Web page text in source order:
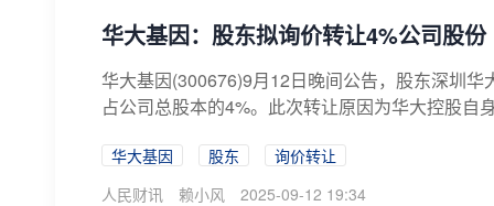
华大基因：股东拟询价转让4%公司股份
华大基因(300676)9月12日晚间公告，股东深圳
占公司总股本的4%。此次转让原因为华大控股自
华大基因 股东
询价转让
人民财讯
赖小风 2025-09-12 19:34